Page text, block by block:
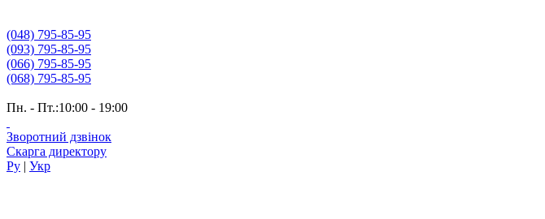
(048) 795-85-95
(093) 795-85-95
(066) 795-85-95
(068) 795-85-95
Пн. - Пт.:10:00 - 19:00
Зворотний дзвінок
Скарга директору
Ру | Укр